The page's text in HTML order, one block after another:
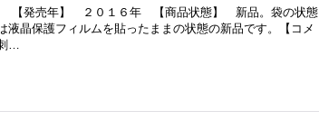
【発売年】 ２０１６年 【商品状態】 新品。袋の状態
液晶保護フィルムを貼ったままの状態の新品です。【コメ
…